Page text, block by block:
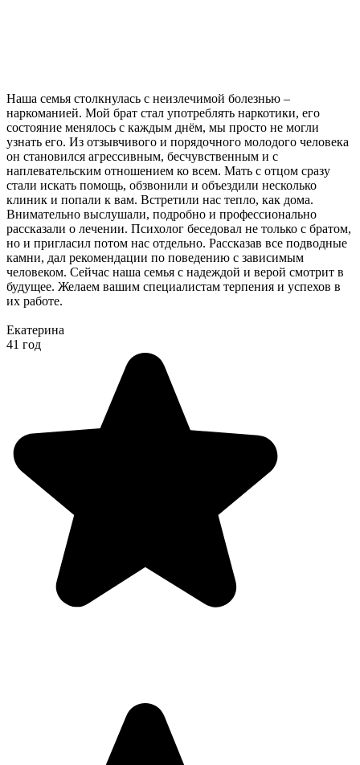
Наша семья столкнулась с неизлечимой болезнью –
наркоманией. Мой брат стал употреблять наркотики, его
состояние менялось с каждым днём, мы просто не могли
узнать его. Из отзывчивого и порядочного молодого человека
он становился агрессивным, бесчувственным и с
наплевательским отношением ко всем. Мать с отцом сразу
стали искать помощь, обзвонили и объездили несколько
клиник и попали к вам. Встретили нас тепло, как дома.
Внимательно выслушали, подробно и профессионально
рассказали о лечении. Психолог беседовал не только с братом,
но и пригласил потом нас отдельно. Рассказав все подводные
камни, дал рекомендации по поведению с зависимым
человеком. Сейчас наша семья с надеждой и верой смотрит в
будущее. Желаем вашим специалистам терпения и успехов в
их работе.
Екатерина
41 год